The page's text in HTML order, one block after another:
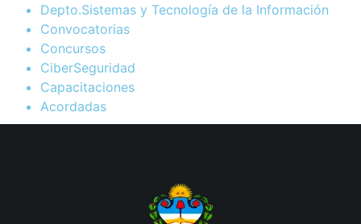
Depto.Sistemas y Tecnología de la Información
Convocatorias
Concursos
CiberSeguridad
Capacitaciones
Acordadas